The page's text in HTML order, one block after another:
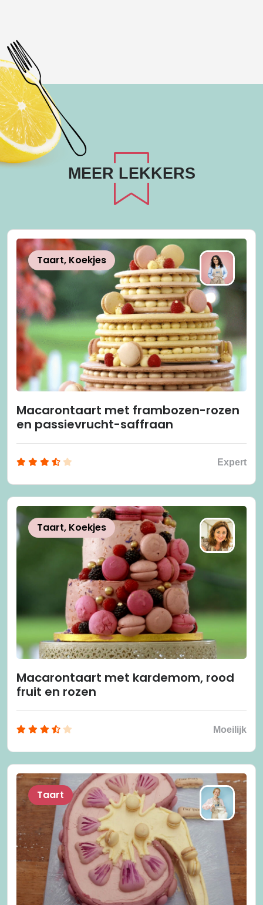
MEER LEKKERS
Taart, Koekjes
Macarontaart met frambozen-rozen
en passievrucht-saffraan
Expert
Taart, Koekjes
Macarontaart met kardemom, rood
fruit en rozen
Moeilijk
Taart